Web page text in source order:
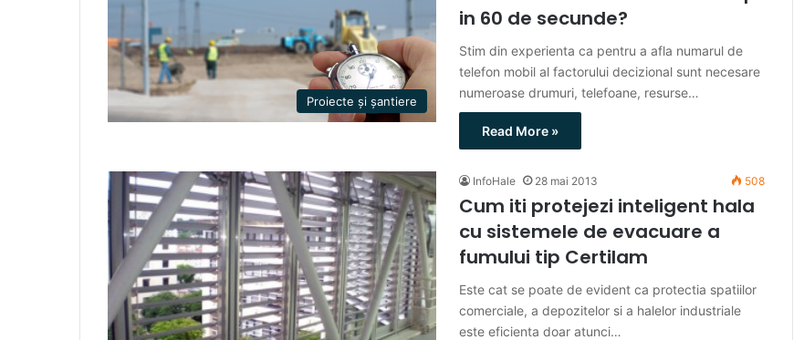
Proiecte și șantiere
in 60 de secunde?
Stim din experienta ca pentru a afla numarul de
telefon mobil al factorului decizional sunt necesare
numeroase drumuri, telefoane, resurse…
Read More »
InfoHale 28 mai 2013 508
Cum iti protejezi inteligent hala
cu sistemele de evacuare a
fumului tip Certilam
Este cat se poate de evident ca protectia spatiilor
comerciale, a depozitelor si a halelor industriale
este eficienta doar atunci…